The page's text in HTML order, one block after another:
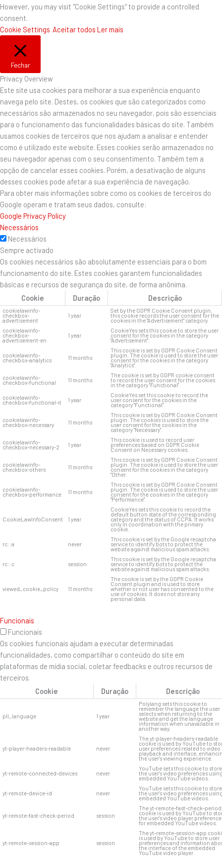
However, you may visit "Cookie Settings" to provide a controlled
consent.
Cookie Settings Aceitar todos Ler mais
Fechar
Privacy Overview
Este site usa cookies para melhorar a sua experiência enquanto
navega pelo site. Destes, os cookies que são categorizados como
necessários são armazenados no seu navegador, pois são essenciais
para o funcionamento das funcionalidades básicas do site. Também
usamos cookies de terceiros que nos ajudam a analisar e entender
como é utilizado este website. Esses cookies serão armazenados no
seu navegador apenas com o seu consentimento. Também tem a
opção de cancelar esses cookies. Porém, a desativação de alguns
desses cookies pode afetar a sua experiência de navegação.
Para obter mais informações sobre como os cookies de terceiros do
Google operam e tratam seus dados, consulte:
Google Privacy Policy
Necessários
Necessários
Sempre activado
Os cookies necessários são absolutamente essenciais para o bom
funcionamento do site. Estes cookies garantem funcionalidades
básicas e recursos de segurança do site, de forma anônima.
Cookie
Duração Descrição
cookielawinfo-
checkbox-
advertisement
1 year
Set by the GDPR Cookie Consent plugin,
this cookie records the user consent for the
cookies in the "Advertisement" category.
cookielawinfo-
checkbox-
advertisement-en
1 year
CookieYes sets this cookie to store the user
consent for the cookies in the category
"Advertisement".
cookielawinfo-
checkbox-analytics 11 months
This cookie is set by GDPR Cookie Consent
plugin. The cookie is used to store the user
consent for the cookies in the category
"Analytics".
cookielawinfo-
checkbox-functional 11 months
The cookie is set by GDPR cookie consent
to record the user consent for the cookies
in the category "Functional".
cookielawinfo-
checkbox-functional-it 1 year
CookieYes set this cookie to record the
user consent for the cookies in the
category "Functional".
cookielawinfo-
checkbox-necessary 11 months
This cookie is set by GDPR Cookie Consent
plugin. The cookies is used to store the
user consent for the cookies in the
category "Necessary".
cookielawinfo-
checkbox-necessary-2 1 year
This cookie is used to record user
preferences based on GDPR Cookie
Consent on Necessary cookies.
cookielawinfo-
checkbox-others 11 months
This cookie is set by GDPR Cookie Consent
plugin. The cookie is used to store the user
consent for the cookies in the category
"Other.
cookielawinfo-
checkbox-performance 11 months
This cookie is set by GDPR Cookie Consent
plugin. The cookie is used to store the user
consent for the cookies in the category
"Performance".
CookieLawInfoConsent 1 year
CookieYes sets this cookie to record the
default button state of the corresponding
category and the status of CCPA. It works
only in coordination with the primary
cookie.
rc::a never
This cookie is set by the Google recaptcha
service to identify bots to protect the
website against malicious spam attacks.
rc::c session
This cookie is set by the Google recaptcha
service to identify bots to protect the
website against malicious spam attacks.
viewed_cookie_policy 11 months
The cookie is set by the GDPR Cookie
Consent plugin and is used to store
whether or not user has consented to the
use of cookies. It does not store any
personal data.
Funcionais
Funcionais
Os cookies funcionais ajudam a executar determinadas
funcionalidades, como compartilhar o conteúdo do site em
plataformas de mídia social, coletar feedbacks e outros recursos de
terceiros.
Cookie
Duração Descrição
pll_language 1 year
Polylang sets this cookie to
remember the language the user
selects when returning to the
website and get the language
information when unavailable in
another way.
yt-player-headers-readable never
The yt-player-headers-readable
cookie is used by YouTube to
user preferences related to video
playback and interface,
the user's viewing experience.
yt-remote-connected-devices never
YouTube sets this cookie to store
the user's video preferences
embedded YouTube videos.
yt-remote-device-id never
YouTube sets this cookie to store
the user's video preferences
embedded YouTube videos.
yt-remote-fast-check-period session
The yt-remote-fast-check-period
cookie is used by YouTube to
the user's video player
for embedded YouTube videos.
yt-remote-session-app session
The yt-remote-session-app
is used by YouTube to store user
preferences and information
the interface of the embedded
YouTube video player.